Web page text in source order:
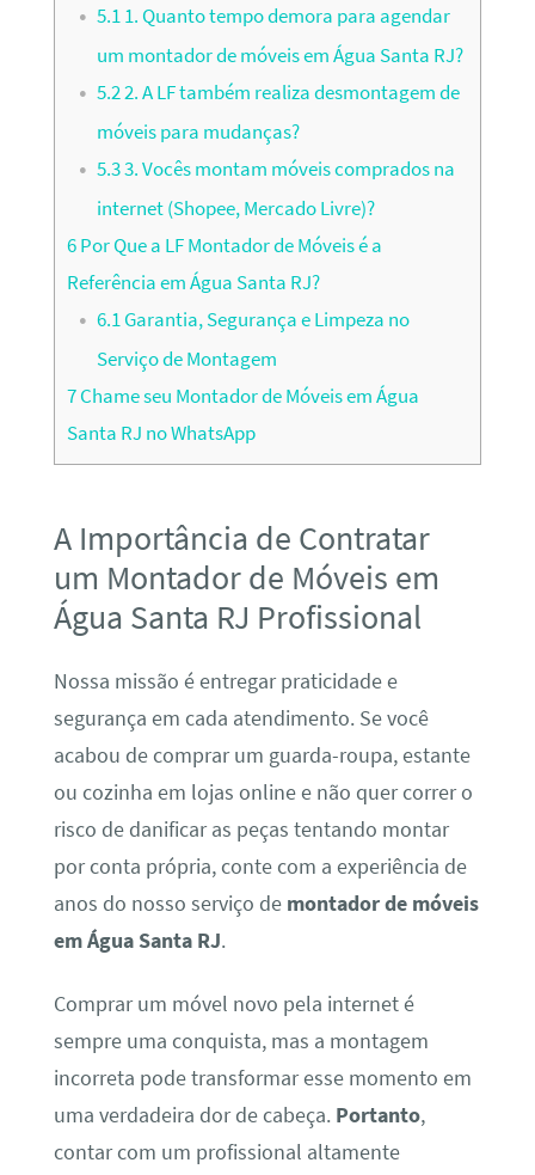
5.11. Quanto tempo demora para agendar
um montador de móveis em Água Santa RJ?
5.22. A LF também realiza desmontagem de
móveis para mudanças?
5.33. Vocês montam móveis comprados na
internet (Shopee, Mercado Livre)?
6Por Que a LF Montador de Móveis é a
Referência em Água Santa RJ?
6.1Garantia, Segurança e Limpeza no
Serviço de Montagem
7Chame seu Montador de Móveis em Água
Santa RJ no WhatsApp
A Importância de Contratar
um Montador de Móveis em
Água Santa RJ Profissional
Nossa missão é entregar praticidade e
segurança em cada atendimento. Se você
acabou de comprar um guarda-roupa, estante
ou cozinha em lojas online e não quer correr o
risco de danificar as peças tentando montar
por conta própria, conte com a experiência de
anos do nosso serviço de montador de móveis
em Água Santa RJ.
Comprar um móvel novo pela internet é
sempre uma conquista, mas a montagem
incorreta pode transformar esse momento em
uma verdadeira dor de cabeça. Portanto,
contar com um profissional altamente